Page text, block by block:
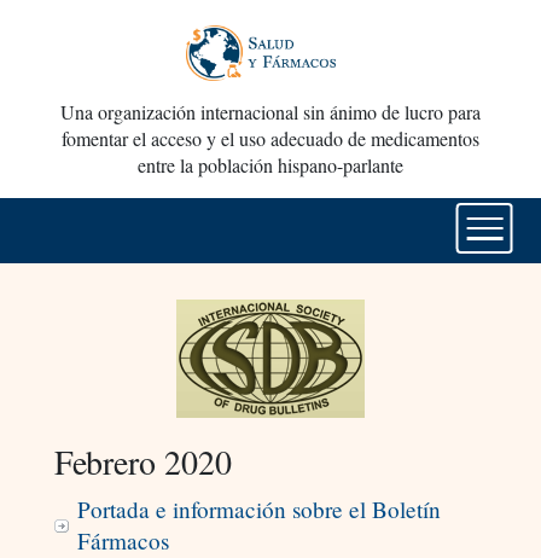
Una organización internacional sin ánimo de lucro para
fomentar el acceso y el uso adecuado de medicamentos
entre la población hispano-parlante
Febrero 2020
Portada e información sobre el Boletín
Fármacos